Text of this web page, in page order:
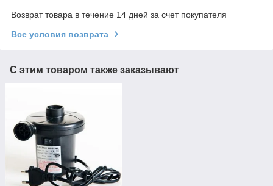
Возврат товара в течение 14 дней за счет покупателя
Все условия возврата
С этим товаром также заказывают